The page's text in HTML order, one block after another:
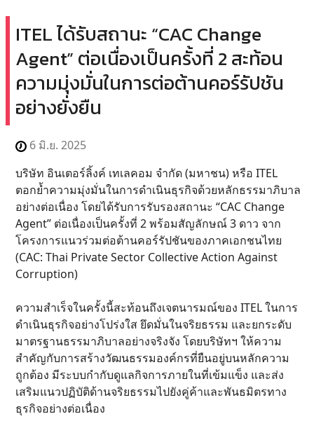
ITEL ได้รับสถานะ “CAC Change
Agent” ต่อเนื่องเป็นครั้งที่ 2 สะท้อน
ความมุ่งมั่นในการต่อต้านคอร์รัปชัน
อย่างยั่งยืน
6 มิ.ย. 2025
บริษัท อินเตอร์ลิ้งค์ เทเลคอม จำกัด (มหาชน) หรือ ITEL
ตอกย้ำความมุ่งมั่นในการดำเนินธุรกิจด้วยหลักธรรมาภิบาล
อย่างต่อเนื่อง โดยได้รับการรับรองสถานะ “CAC Change
Agent” ต่อเนื่องเป็นครั้งที่ 2 พร้อมสัญลักษณ์ 3 ดาว จาก
โครงการแนวร่วมต่อต้านคอร์รัปชันของภาคเอกชนไทย
(CAC: Thai Private Sector Collective Action Against
Corruption)
​ความสำเร็จในครั้งนี้สะท้อนถึงเจตนารมณ์ของ ITEL ในการ
ดำเนินธุรกิจอย่างโปร่งใส ยึดมั่นในจริยธรรม และยกระดับ
มาตรฐานธรรมาภิบาลอย่างจริงจัง โดยบริษัทฯ ให้ความ
สำคัญกับการสร้างวัฒนธรรมองค์กรที่ยืนอยู่บนหลักความ
ถูกต้อง มีระบบกำกับดูแลกิจการภายในที่เข้มแข็ง และส่ง
เสริมแนวปฏิบัติด้านจริยธรรมไปยังคู่ค้าและพันธมิตรทาง
ธุรกิจอย่างต่อเนื่อง